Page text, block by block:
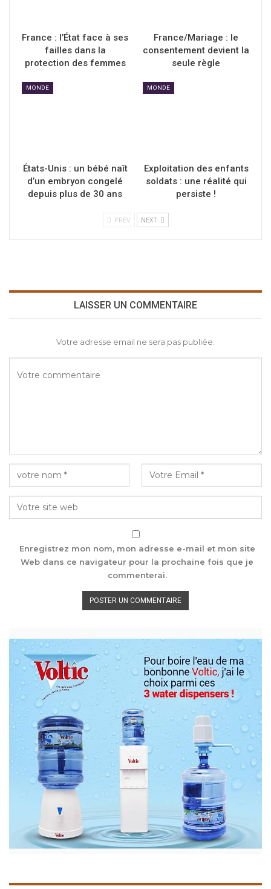
France : l’État face à ses
failles dans la
protection des femmes
France/Mariage : le
consentement devient la
seule règle
MONDE
États-Unis : un bébé naît
d’un embryon congelé
depuis plus de 30 ans
MONDE
Exploitation des enfants
soldats : une réalité qui
persiste !
PREV NEXT
LAISSER UN COMMENTAIRE
Votre adresse email ne sera pas publiée.
Enregistrez mon nom, mon adresse e-mail et mon site
Web dans ce navigateur pour la prochaine fois que je
commenterai.